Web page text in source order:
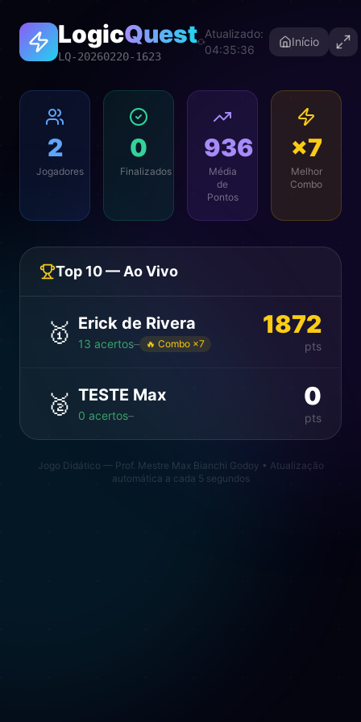
LogicQuest
LQ-20260220-1623
Atualizado:
04:35:36
Início
2
Jogadores
0
Finalizados
936
Média
de
Pontos
×7
Melhor
Combo
Top 10 — Ao Vivo
🥇 Erick de Rivera
13 acertos– 🔥 Combo ×7
1872
pts
🥈 TESTE Max
0 acertos–
0
pts
Jogo Didático — Prof. Mestre Max Bianchi Godoy • Atualização
automática a cada 5 segundos